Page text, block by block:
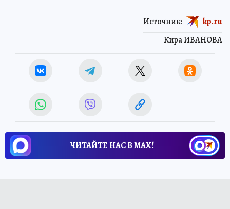
Кира ИВАНОВА
Источник: kp.ru
ЧИТАЙТЕ НАС В МАХ!